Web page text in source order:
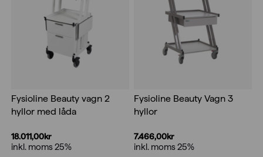
Fysioline Beauty vagn 2
hyllor med låda
18.011,00kr
inkl. moms 25%
Fysioline Beauty Vagn 3
hyllor
7.466,00kr
inkl. moms 25%